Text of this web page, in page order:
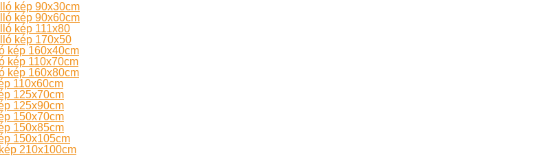
kép 90x30cm
kép 90x60cm
kép 111x80
kép 170x50
kép 160x40cm
kép 110x70cm
kép 160x80cm
110x60cm
125x70cm
125x90cm
150x70cm
150x85cm
150x105cm
210x100cm